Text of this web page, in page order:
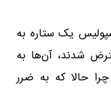
یک ستاره به
شدند، آن‌ها به
حالا که به ضرر